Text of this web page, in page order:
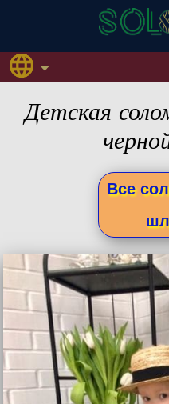
Детская
Все